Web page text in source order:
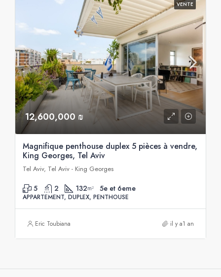
VENTE
12,600,000 ₪
Magnifique penthouse duplex 5 pièces à vendre,
King Georges, Tel Aviv
Tel Aviv, Tel Aviv - King Georges
5 2 132m² 5e et 6eme
APPARTEMENT, DUPLEX, PENTHOUSE
Eric Toubiana il y a1 an